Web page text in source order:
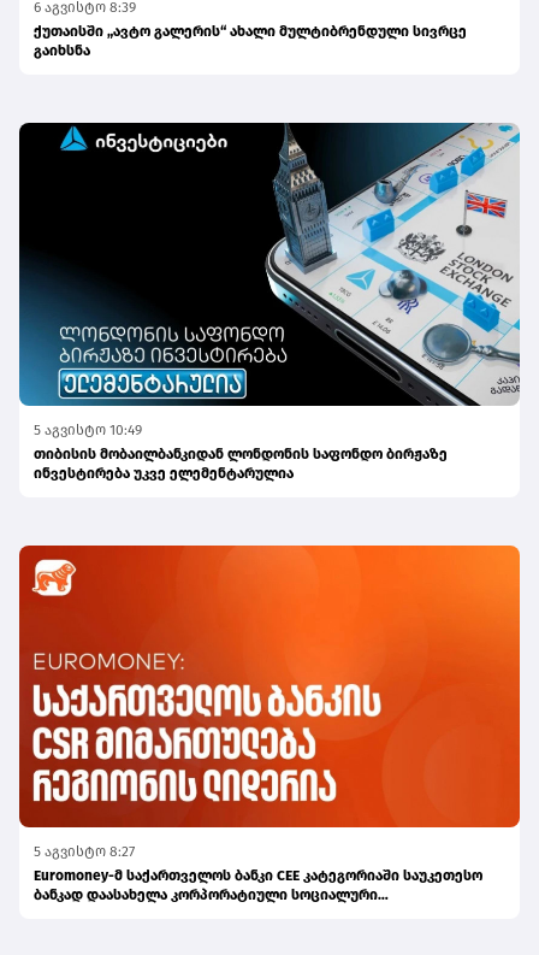
6 აგვისტო 8:39
ქუთაისში „ავტო გალერის“ ახალი მულტიბრენდული სივრცე
გაიხსნა
5 აგვისტო 10:49
თიბისის მობაილბანკიდან ლონდონის საფონდო ბირჟაზე
ინვესტირება უკვე ელემენტარულია
5 აგვისტო 8:27
Euromoney-მ საქართველოს ბანკი CEE კატეგორიაში საუკეთესო
ბანკად დაასახელა კორპორატიული სოციალური